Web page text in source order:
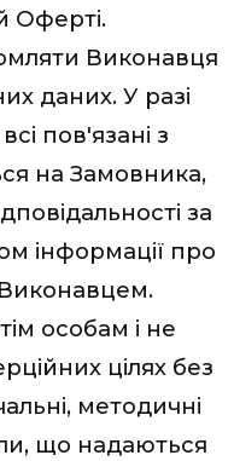
Оферті.
Виконавця
даних. У разі
пов'язані з
на Замовника,
за
інформації про
особам і не
цілях без
методичні
що надаються